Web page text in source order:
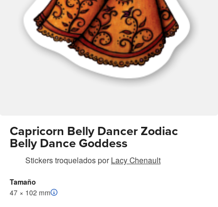
Capricorn Belly Dancer Zodiac
Belly Dance Goddess
Stickers troqueladospor Lacy Chenault
Tamaño
47 × 102 mm